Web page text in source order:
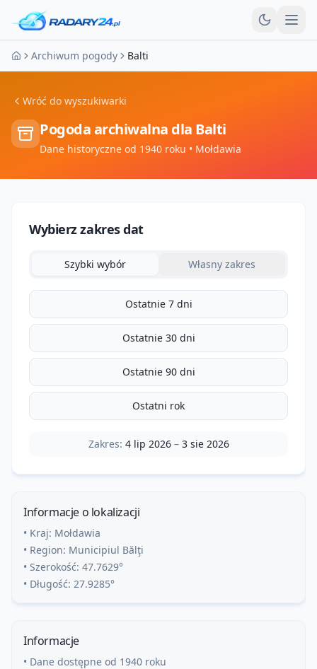
Strona główna
Archiwum pogody Balti
Wróć do wyszukiwarki
Pogoda archiwalna dla Balti
Dane historyczne od 1940 roku • Mołdawia
Wybierz zakres dat
Szybki wybór Własny zakres
Ostatnie 7 dni
Ostatnie 30 dni
Ostatnie 90 dni
Ostatni rok
Zakres: 4 lip 2026– 3 sie 2026
Informacje o lokalizacji
• Kraj: Mołdawia
• Region: Municipiul Bălţi
• Szerokość: 47.7629°
• Długość: 27.9285°
Informacje
• Dane dostępne od 1940 roku